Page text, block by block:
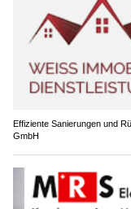
Effiziente Sanierungen und
GmbH